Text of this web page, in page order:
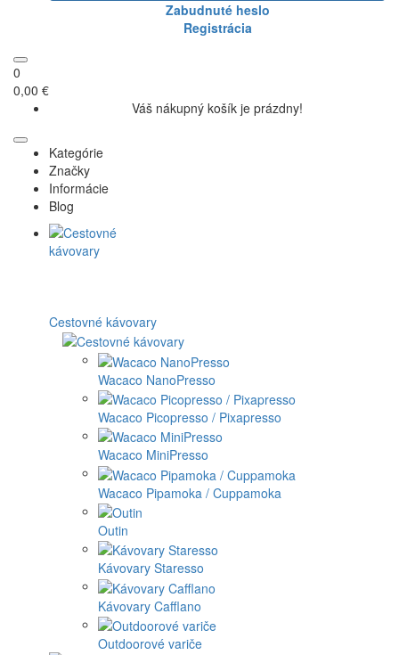
Zabudnuté heslo
Registrácia
0
0,00 €
Váš nákupný košík je prázdny!
Kategórie
Značky
Informácie
Blog
Cestovné kávovary
Wacaco NanoPresso
Wacaco Picopresso / Pixapresso
Wacaco MiniPresso
Wacaco Pipamoka / Cuppamoka
Outin
Kávovary Staresso
Kávovary Cafflano
Outdoorové variče